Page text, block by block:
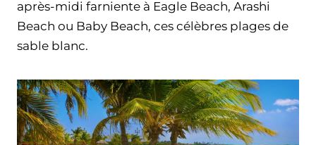
après-midi farniente à Eagle Beach, Arashi
Beach ou Baby Beach, ces célèbres plages de
sable blanc.